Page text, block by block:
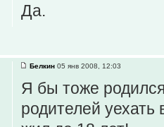
Да.
Белкин 05 янв 2008, 12:03
Я бы тоже
родителей уехать